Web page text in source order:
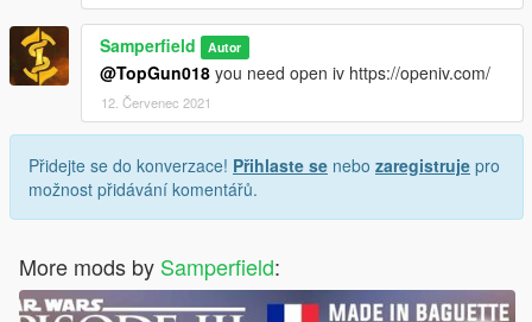
Samperfield Autor
@TopGun018 you need open iv https://openiv.com/
12. Červenec 2021
Přidejte se do konverzace! Přihlaste se nebo zaregistruje pro
možnost přidávání komentářů.
More mods by Samperfield: